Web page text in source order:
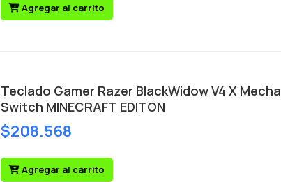
Agregar al carrito
Teclado Gamer Razer BlackWidow V4 X
Switch MINECRAFT EDITON
$208.568
Agregar al carrito